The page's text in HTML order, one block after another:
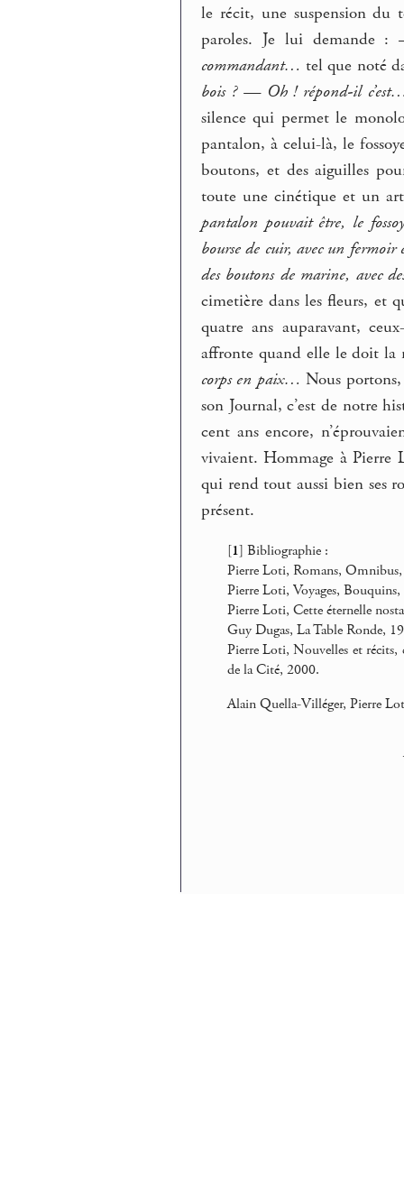
le récit, une suspension du
paroles. Je lui demande
commandant… tel que noté
bois ? — Oh ! répond-il
silence qui permet le
pantalon, à celui-là, le
boutons, et des aiguilles
toute une cinétique et un
pantalon pouvait être, le
bourse de cuir, avec un fermoir
des boutons de marine, avec
cimetière dans les fleurs, et
quatre ans auparavant,
affronte quand elle le doit
corps en paix… Nous
son Journal, c’est de notre
cent ans encore,
vivaient. Hommage à Pierre
qui rend tout aussi bien ses
présent.
[1] Bibliographie :
Pierre Loti, Romans, Omnibus,
Pierre Loti, Voyages,
Pierre Loti, Cette éternelle
Guy Dugas, La Table Ronde,
Pierre Loti, Nouvelles et
de la Cité, 2000.
Alain Quella-Villéger, Pierre